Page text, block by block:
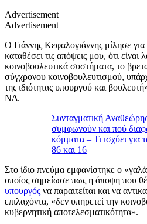
Advertisement
Advertisement
Ο Γιάννης Κεφαλογιάννης μίλησε
καταθέσει τις απόψεις μου, ότι είναι
κοινοβουλευτικά συστήματα, το
σύγχρονου κοινοβουλευτισμού,
της ιδιότητας υπουργού και
ΝΔ.
Συνταγματική
συμφωνούν και πού
κόμματα – Τι ισχύει για
86 και 16
Στο ίδιο πνεύμα εμφανίστηκε ο
οποίος σημείωσε πως η άποψη που
υπουργός να παραιτείται και να
επιλαχόντα, «δεν υπηρετεί την
κυβερνητική αποτελεσματικότητα».